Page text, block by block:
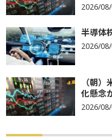
2026/
半導体
2026/
（朝
化懸念
2026/